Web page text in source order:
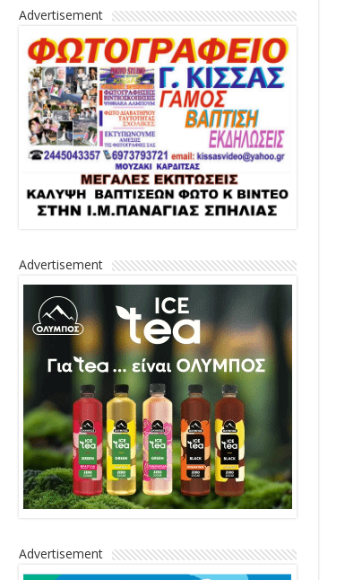
Advertisement
Advertisement
Advertisement